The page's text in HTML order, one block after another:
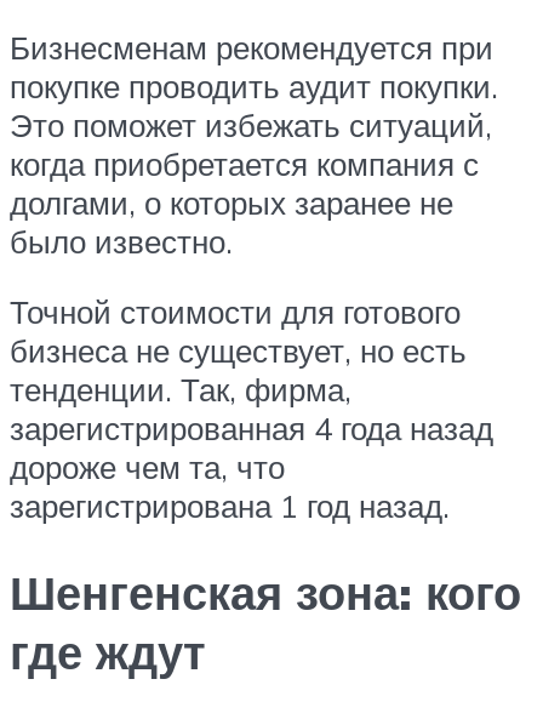
Бизнесменам рекомендуется при
покупке проводить аудит покупки.
Это поможет избежать ситуаций,
когда приобретается компания с
долгами, о которых заранее не
было известно.
Точной стоимости для готового
бизнеса не существует, но есть
тенденции. Так, фирма,
зарегистрированная 4 года назад
дороже чем та, что
зарегистрирована 1 год назад.
Шенгенская зона: кого
где ждут